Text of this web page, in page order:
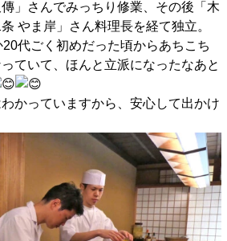
」さんでみっちり修業、その後「木
やま岸」さん料理長を経て独立。
代ごく初めだった頃からあちこち
ていて、ほんと立派になったなあと
かっていますから、安心して出かけ